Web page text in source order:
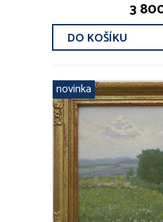
3
DO KOŠÍKU
novinka